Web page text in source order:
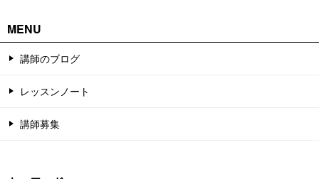
MENU
講師のブログ
レッスンノート
講師募集